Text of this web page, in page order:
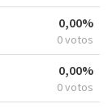
0,00%
0 votos
0,00%
0 votos